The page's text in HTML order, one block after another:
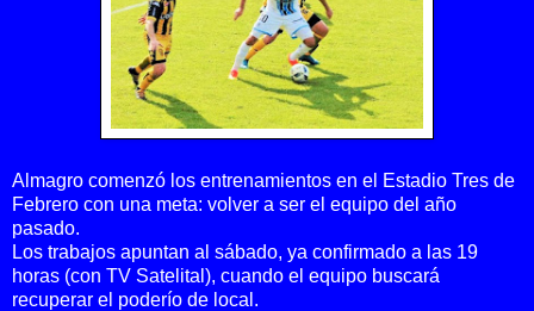
Almagro comenzó los entrenamientos en el Estadio Tres de
Febrero con una meta: volver a ser el equipo del año
pasado.
Los trabajos apuntan al sábado, ya confirmado a las 19
horas (con TV Satelital), cuando el equipo buscará
recuperar el poderío de local.